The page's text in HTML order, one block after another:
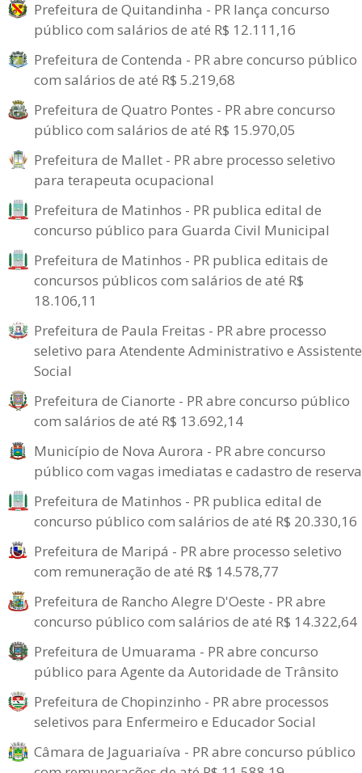
Prefeitura de Quitandinha - PR lança concurso
público com salários de até R$ 12.111,16
Prefeitura de Contenda - PR abre concurso público
com salários de até R$ 5.219,68
Prefeitura de Quatro Pontes - PR abre concurso
público com salários de até R$ 15.970,05
Prefeitura de Mallet - PR abre processo seletivo
para terapeuta ocupacional
Prefeitura de Matinhos - PR publica edital de
concurso público para Guarda Civil Municipal
Prefeitura de Matinhos - PR publica editais de
concursos públicos com salários de até R$
18.106,11
Prefeitura de Paula Freitas - PR abre processo
seletivo para Atendente Administrativo e Assistente
Social
Prefeitura de Cianorte - PR abre concurso público
com salários de até R$ 13.692,14
Município de Nova Aurora - PR abre concurso
público com vagas imediatas e cadastro de reserva
Prefeitura de Matinhos - PR publica edital de
concurso público com salários de até R$ 20.330,16
Prefeitura de Maripá - PR abre processo seletivo
com remuneração de até R$ 14.578,77
Prefeitura de Rancho Alegre D'Oeste - PR abre
concurso público com salários de até R$ 14.322,64
Prefeitura de Umuarama - PR abre concurso
público para Agente da Autoridade de Trânsito
Prefeitura de Chopinzinho - PR abre processos
seletivos para Enfermeiro e Educador Social
Câmara de Jaguariaíva - PR abre concurso público